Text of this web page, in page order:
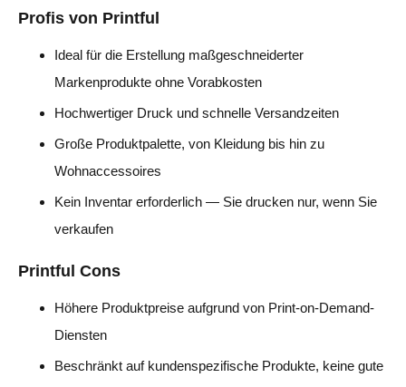
Profis von Printful
Ideal für die Erstellung maßgeschneiderter
Markenprodukte ohne Vorabkosten
Hochwertiger Druck und schnelle Versandzeiten
Große Produktpalette, von Kleidung bis hin zu
Wohnaccessoires
Kein Inventar erforderlich — Sie drucken nur, wenn Sie
verkaufen
Printful Cons
Höhere Produktpreise aufgrund von Print-on-Demand-
Diensten
Beschränkt auf kundenspezifische Produkte, keine gute